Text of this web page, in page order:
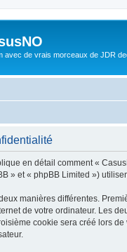
avec de vrais morceaux de JDR
en détail comment «
» et « phpBB Limited »)
manières différentes.
de votre ordinateur. Les
cookie sera créé lors